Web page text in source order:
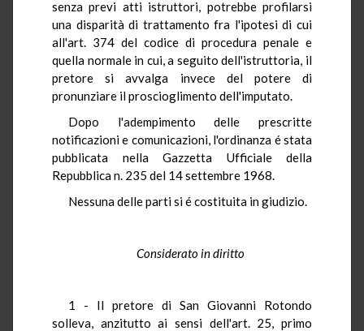
senza previ atti istruttori, potrebbe profilarsi
una disparità di trattamento fra l'ipotesi di cui
all'art. 374 del codice di procedura penale e
quella normale in cui, a seguito dell'istruttoria, il
pretore si avvalga invece del potere di
pronunziare il proscioglimento dell'imputato.
Dopo l'adempimento delle prescritte
notificazioni e comunicazioni, l'ordinanza é stata
pubblicata nella Gazzetta Ufficiale della
Repubblica n. 235 del 14 settembre 1968.
Nessuna delle parti si é costituita in giudizio.
Considerato in diritto
1 - Il pretore di San Giovanni Rotondo
solleva, anzitutto ai sensi dell'art. 25, primo